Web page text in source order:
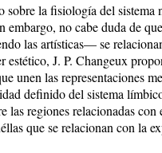
la fisiología del sistema
embargo, no cabe duda de
las artísticas— se
J. P. Changeux
unen las representaciones
definido del sistema
las regiones relacionadas
que se relacionan con la